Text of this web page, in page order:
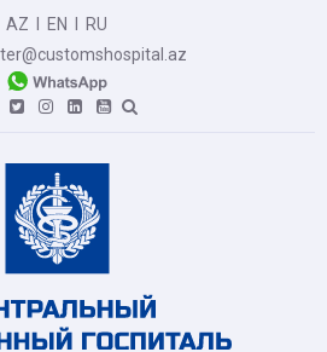
AZ EN RU
    